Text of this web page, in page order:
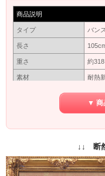
商品説明
タイプ バンス
長さ
重さ 約318
素材 耐熱
カバ
いと
保障期間 初期
カラー
商品
屋の
りま
▼ 商
↓↓ 断